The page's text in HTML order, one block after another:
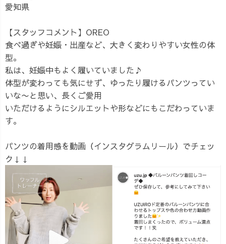
愛知県
【スタッフコメント】OREO
食べ過ぎや妊娠・出産など、大きく変わりやすい女性の体
型。
私は、妊娠中もよく履いていました♪
体型が変わっても気にせず、ゆったり履けるパンツってい
いな〜と思い、長くご愛用
いただけるようにシルエットや形などにもこだわっていま
す。
パンツの着用感を動画（インスタグラムリール）でチェッ
ク↓↓